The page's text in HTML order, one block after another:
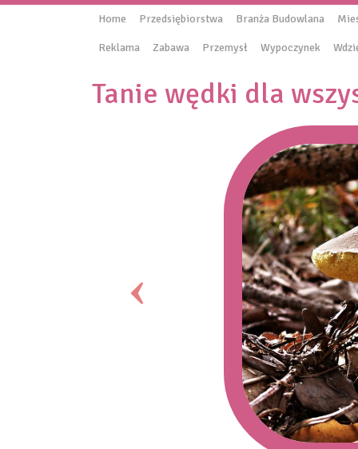
Home Przedsiębiorstwa Branża Budowlana
Reklama Zabawa Przemysł Wypoczynek
Tanie wędki dla